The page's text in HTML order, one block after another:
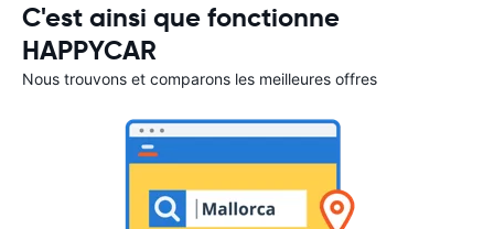
C'est ainsi que fonctionne
HAPPYCAR
Nous trouvons et comparons les meilleures offres